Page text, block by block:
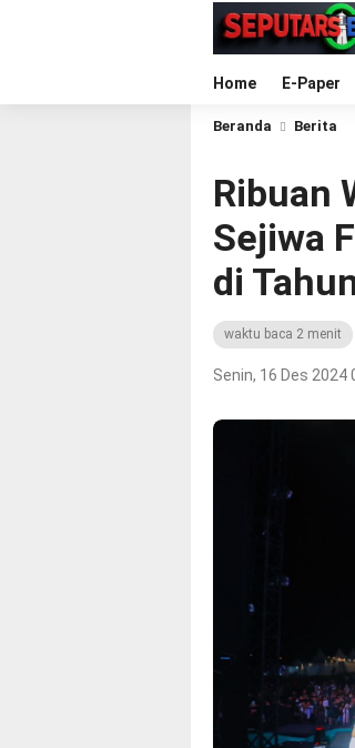
Home E-Paper
Beranda Berita
Ribuan
Sejiwa
di
waktu baca 2 menit
Senin, 16 Des 2024